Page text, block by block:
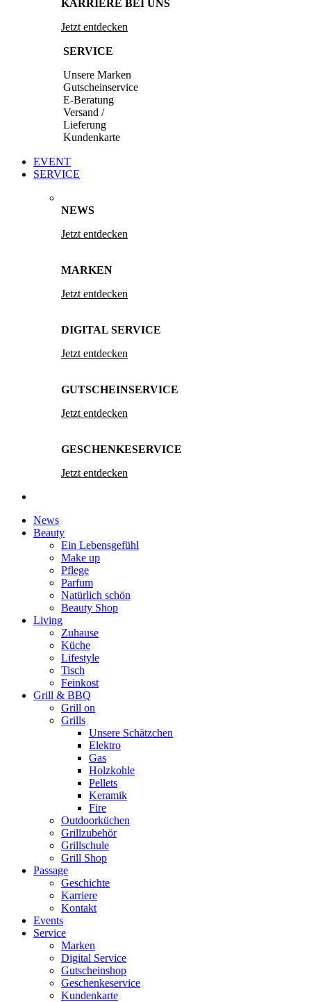
KARRIERE BEI UNS
Jetzt entdecken
SERVICE
Unsere Marken
Gutscheinservice
E-Beratung
Versand /
Lieferung
Kundenkarte
EVENT
SERVICE
NEWS
Jetzt entdecken
MARKEN
Jetzt entdecken
DIGITAL SERVICE
Jetzt entdecken
GUTSCHEINSERVICE
Jetzt entdecken
GESCHENKESERVICE
Jetzt entdecken
News
Beauty
Ein Lebensgefühl
Make up
Pflege
Parfum
Natürlich schön
Beauty Shop
Living
Zuhause
Küche
Lifestyle
Tisch
Feinkost
Grill & BBQ
Grill on
Grills
Unsere Schätzchen
Elektro
Gas
Holzkohle
Pellets
Keramik
Fire
Outdoorküchen
Grillzubehör
Grillschule
Grill Shop
Passage
Geschichte
Karriere
Kontakt
Events
Service
Marken
Digital Service
Gutscheinshop
Geschenkeservice
Kundenkarte